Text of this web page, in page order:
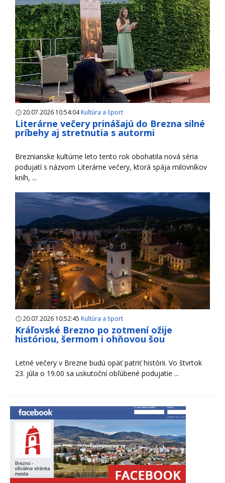
20.07.2026 10:54:04Kultúra a šport
Literárne večery prinášajú do Brezna silné
príbehy aj stretnutia s autormi
Breznianske kultúrne leto tento rok obohatila nová séria
podujatí s názvom Literárne večery, ktorá spája milovníkov
kníh, ...
20.07.2026 10:52:45 Kultúra a šport
Kráľovské Brezno po zotmení ožije
históriou, šermom i ohňovou šou
Letné večery v Brezne budú opäť patriť histórii. Vo štvrtok
23. júla o 19.00 sa uskutoční obľúbené podujatie ...